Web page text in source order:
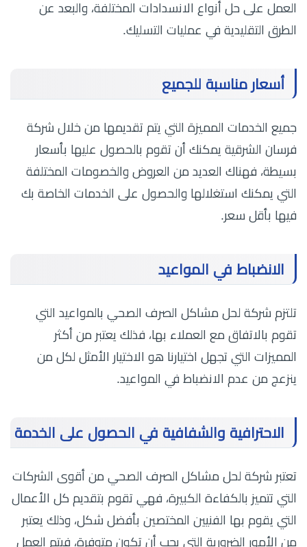
العمل على حل أنواع الانسدادات المختلفة، والبعد عن
الطرق التقليدية في عمليات التسليك.
أسعار مناسبة للجميع
جميع الخدمات المميزة التي يتم تقديمها من خلال شركة
فرسان الشرقية يمكنك أن تقوم بالحصول عليها بأسعار
بسيطة، فهناك العديد من العروض والخصومات المختلفة
التي يمكنك استغلالها والحصول على الخدمات الخاصة بك
فيها بأقل سعر.
الانضباط في المواعيد
تلتزم شركة لحل مشاكل الصرف الصحي بالمواعيد التي
تقوم بالاتفاق مع العملاء بها، فذلك يعتبر من أكثر
المميزات التي تجهل اختيارنا هو الاختيار الأمثل لكل من
ينزعج من عدم الانضباط في المواعيد.
الاحترافية والشفافية في الحصول على الخدمة
تعتبر شركة لحل مشاكل الصرف الصحي من أقوى الشركات
التي تتميز بالكفاءة الكبيرة، فهي تقوم بتقديم كل الأعمال
التي يقوم بها الفنيين المختصين بأفضل شكل، وذلك يعتبر
من الأمور الضرورية التي يجب أن تكون متوفرة، فيتم العمل